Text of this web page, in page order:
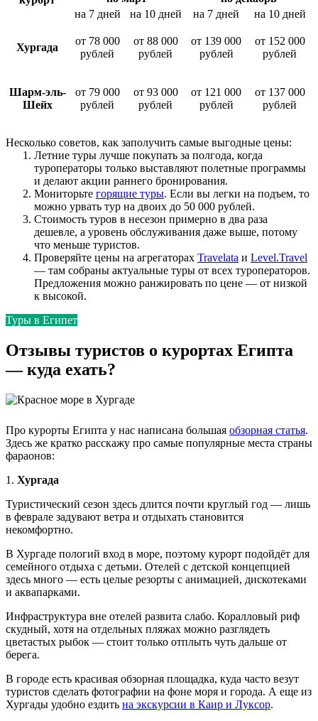
на 7 дней
на 10 дней на 7 дней на 10 дней
Хургада
от 78 000
рублей
от 88 000
рублей
от 139 000
рублей
от 152 000
рублей
Шарм-эль-
Шейх
от 79 000
рублей
от 93 000
рублей
от 121 000
рублей
от 137 000
рублей
Несколько советов, как заполучить самые выгодные цены:
Летние туры лучше покупать за полгода, когда
туроператоры только выставляют полетные программы
и делают акции раннего бронирования.
Мониторьте горящие туры. Если вы легки на подъем, то
можно урвать тур на двоих до 50 000 рублей.
Стоимость туров в несезон примерно в два раза
дешевле, а уровень обслуживания даже выше, потому
что меньше туристов.
Проверяйте цены на агрегаторах Travelata и Level.Travel
— там собраны актуальные туры от всех туроператоров.
Предложения можно ранжировать по цене — от низкой
к высокой.
Туры в Египет
Отзывы туристов о курортах Египта
— куда ехать?
Про курорты Египта у нас написана большая обзорная статья.
Здесь же кратко расскажу про самые популярные места страны
фараонов:
1. Хургада
Туристический сезон здесь длится почти круглый год — лишь
в феврале задувают ветра и отдыхать становится
некомфортно.
В Хургаде пологий вход в море, поэтому курорт подойдёт для
семейного отдыха с детьми. Отелей с детской концепцией
здесь много — есть целые резорты с анимацией, дискотеками
и аквапарками.
Инфраструктура вне отелей развита слабо. Коралловый риф
скудный, хотя на отдельных пляжах можно разглядеть
цветастых рыбок — стоит только отплыть чуть дальше от
берега.
В городе есть красивая обзорная площадка, куда часто везут
туристов сделать фотографии на фоне моря и города. А еще из
Хургады удобно ездить на экскурсии в Каир и Луксор.